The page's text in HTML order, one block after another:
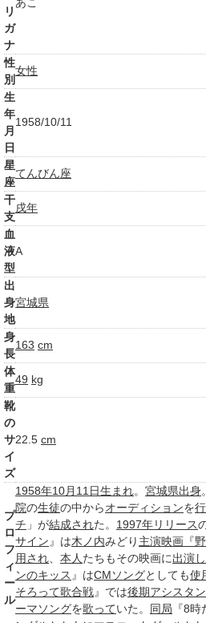
リ
ガ
ナ
性
別
女性
生
年
月
日
1958/10/11
星
座
てんびん座
干
支
戌年
血
液
型
A
出
身
地
宮城県
身
長
163 cm
体
重
49 kg
靴
の
サ
イ
ズ
22.5 cm
プ
ロ
フ
ィ
ー
ル
1958年10月11日生まれ。 宮城県出身。
院の生徒の中からオーディションを
チ 」が結成された。 1997年リリース
サイン 』は木ノ内みどり 主演映画 『
用され
本人 たちもその映画に出演
ンのキッス 』はCMソングとしても使
そろって歌合戦』では後期アシスタ
ーマソングを歌っていた。 同局 『8